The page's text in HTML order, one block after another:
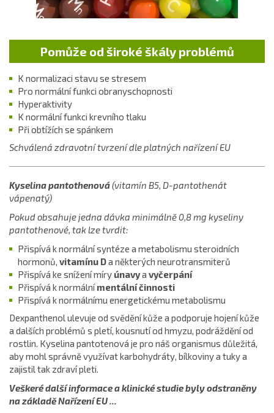
Pomůže od široké škály problémů
K normalizaci stavu se stresem
Pro normální funkci obranyschopnosti
Hyperaktivity
K normální funkci krevního tlaku
Při obtížích se spánkem
Schválená zdravotní tvrzení dle platných nařízení EU
Kyselina pantothenová(vitamín B5, D-pantothenát
vápenatý)
Pokud obsahuje jedna dávka minimálně 0,8 mg kyseliny
pantothenové, tak lze tvrdit:
Přispívá k normální syntéze a metabolismu steroidních
hormonů, vitamínu Da některých neurotransmiterů
Přispívá ke snížení míry únavya vyčerpání
Přispívá k normálnímentální činnosti
Přispívá k normálnímu energetickému metabolismu
Dexpanthenol ulevuje od svědění kůže a podporuje hojení kůže
a dalších problémů s pletí, kousnutí od hmyzu, podráždění od
rostlin. Kyselina pantotenová je pro náš organismus důležitá,
aby mohl správně využívat karbohydráty, bílkoviny a tuky a
zajistil tak zdraví pleti.
Veškeré další informace a klinické studie byly odstraněny
na základě Nařízení EU ...